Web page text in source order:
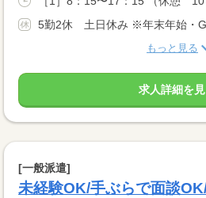
5勤2休 土日休み ※年末年始・
もっと見る
求人詳細を
[一般派遣]
未経験OK/手ぶらで面談